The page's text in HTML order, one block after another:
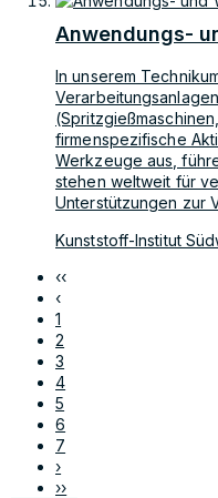
Anwendungs-
In unserem
firmenspezifische
Werkzeuge aus,
stehen weltweit für
Unterstützungen zur
Kunststoff-Institut
‹‹
‹
1
2
3
4
5
6
7
›
››